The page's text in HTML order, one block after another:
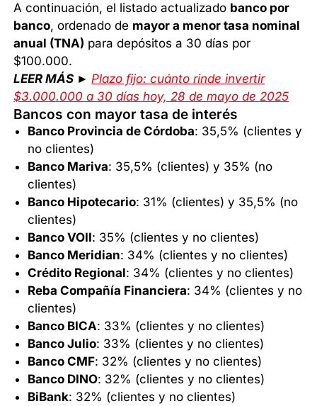
A continuación, el listado actualizado banco por
banco, ordenado de mayor a menor tasa nominal
anual (TNA) para depósitos a 30 días por
$100.000.
LEER MÁS ►Plazo fijo: cuánto rinde invertir
$3.000.000 a 30 días hoy, 28 de mayo de 2025
Bancos con mayor tasa de interés
Banco Provincia de Córdoba: 35,5% (clientes y
no clientes)
Banco Mariva: 35,5% (clientes) y 35% (no
clientes)
Banco Hipotecario: 31% (clientes) y 35,5% (no
clientes)
Banco VOII: 35% (clientes y no clientes)
Banco Meridian: 34% (clientes y no clientes)
Crédito Regional: 34% (clientes y no clientes)
Reba Compañía Financiera: 34% (clientes y no
clientes)
Banco BICA: 33% (clientes y no clientes)
Banco Julio: 33% (clientes y no clientes)
Banco CMF: 32% (clientes y no clientes)
Banco DINO: 32% (clientes y no clientes)
BiBank: 32% (clientes y no clientes)